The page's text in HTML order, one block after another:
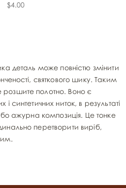
$4.00
деталь може повністю змінити
святкового шику. Таким
полотно. Воно є
синтетичних ниток, в результаті
ажурна композиція. Це тонке
перетворити виріб,